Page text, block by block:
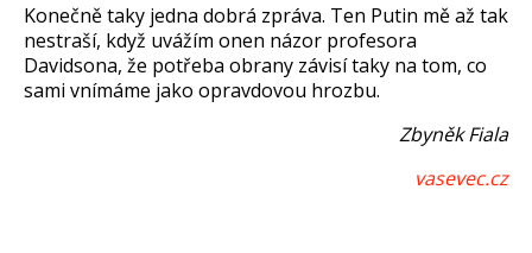
Konečně taky jedna dobrá zpráva. Ten Putin mě až tak
nestraší, když uvážím onen názor profesora
Davidsona, že potřeba obrany závisí taky na tom, co
sami vnímáme jako opravdovou hrozbu.
Zbyněk Fiala
vasevec.cz